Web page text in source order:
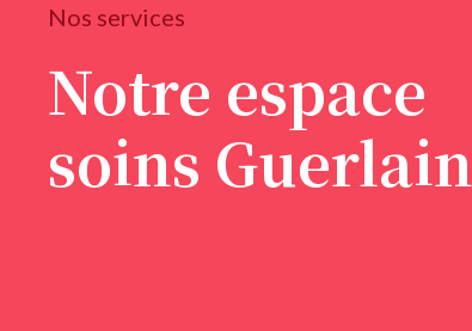
Nos services
Notre espace
soins Guerlain